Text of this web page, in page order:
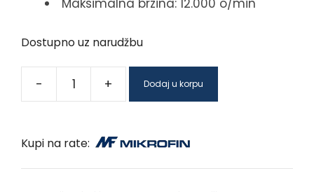
Maksimalna brzina: 12.000 o/min
Dostupno uz narudžbu
- + Dodaj u korpu
Kupi na rate: